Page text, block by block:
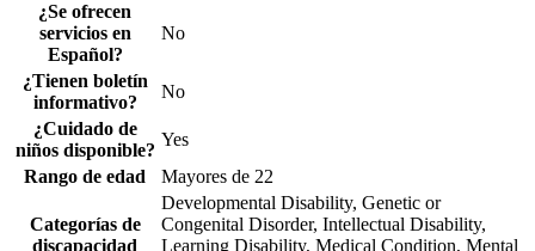
¿Se ofrecen
servicios en
Español?
No
¿Tienen boletín
informativo?
No
¿Cuidado de
niños disponible?
Yes
Rango de edad
Mayores de 22
Categorías de
discapacidad
Developmental Disability, Genetic or
Congenital Disorder, Intellectual Disability,
Learning Disability, Medical Condition, Mental